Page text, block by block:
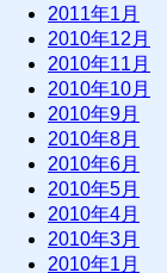
2011年1月
2010年12月
2010年11月
2010年10月
2010年9月
2010年8月
2010年6月
2010年5月
2010年4月
2010年3月
2010年1月